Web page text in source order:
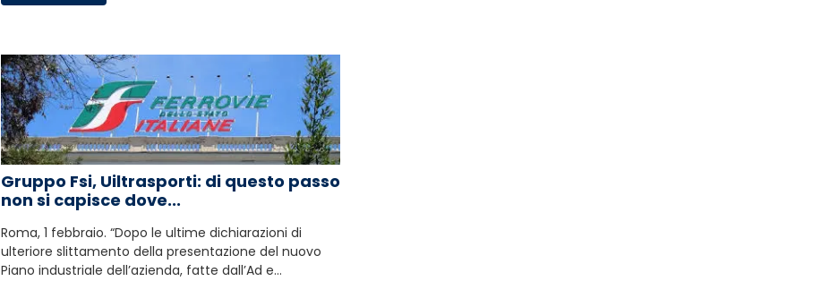
Gruppo Fsi, Uiltrasporti: di questo passo
non si capisce dove...
Roma, 1 febbraio. “Dopo le ultime dichiarazioni di
ulteriore slittamento della presentazione del nuovo
Piano industriale dell’azienda, fatte dall’Ad e…